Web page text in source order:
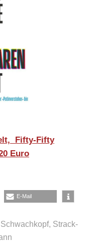
Fifty-Fifty
Euro
E-Mail
Schwachkopf, Strack-